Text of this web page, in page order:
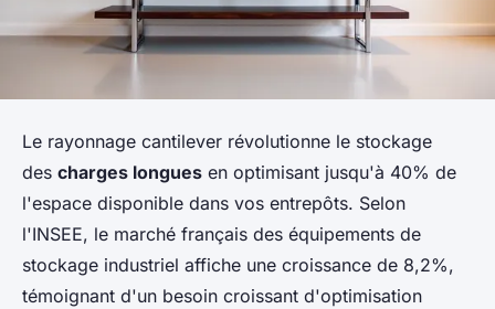
Le rayonnage cantilever révolutionne le stockage
des charges longues en optimisant jusqu'à 40% de
l'espace disponible dans vos entrepôts. Selon
l'INSEE, le marché français des équipements de
stockage industriel affiche une croissance de 8,2%,
témoignant d'un besoin croissant d'optimisation